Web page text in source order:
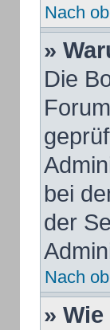
Nach
»
Die
bei
der
Nach
»